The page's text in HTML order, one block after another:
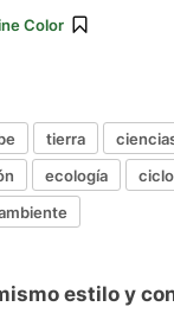
Color
tierra
ecología
estilo y